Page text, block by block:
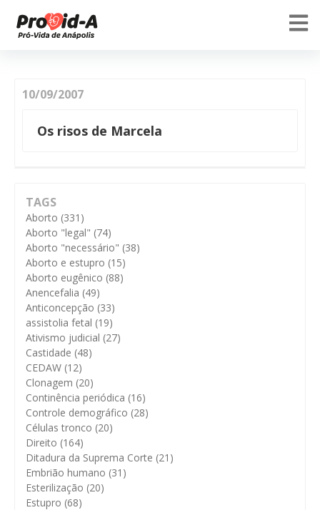
TAGS
Aborto (331)
Aborto "legal" (74)
Aborto "necessário" (38)
Aborto e estupro (15)
Aborto eugênico (88)
Anencefalia (49)
Anticoncepção (33)
assistolia fetal (19)
Ativismo judicial (27)
Castidade (48)
CEDAW (12)
Clonagem (20)
Continência periódica (16)
Controle demográfico (28)
Células tronco (20)
Direito (164)
Ditadura da Suprema Corte (21)
Embrião humano (31)
Esterilização (20)
Estupro (68)
10/09/2007
Os risos de Marcela